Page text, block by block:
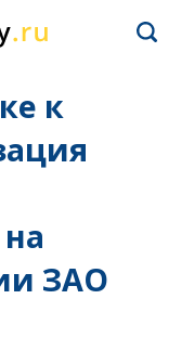
к
ЗАО